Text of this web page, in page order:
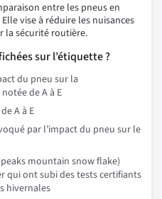
entre les pneus en
vise à réduire les nuisances
la sécurité routière.
sur l’étiquette ?
du pneu sur la
de A à E
A à E
par l’impact du pneu sur le
mountain snow flake)
qui ont subi des tests certifiants
hivernales